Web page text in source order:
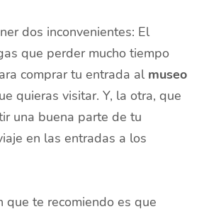
dos inconvenientes: El
que perder mucho tiempo
comprar tu entrada al museo
quieras visitar. Y, la otra, que
una buena parte de tu
en las entradas a los
que te recomiendo es que